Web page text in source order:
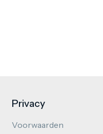
Privacy
Voorwaarden